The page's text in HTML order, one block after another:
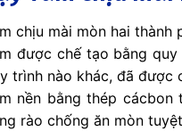
chịu mài mòn hai
được chế tạo bằng
trình nào khác, đã được
nền bằng thép
rào chống ăn mòn